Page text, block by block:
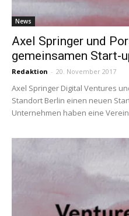
News
Axel Springer und
gemeinsamen Start-
Redaktion - 20. November 2017
Axel Springer Digital Ventures
Standort Berlin einen neuen
Unternehmen haben eine